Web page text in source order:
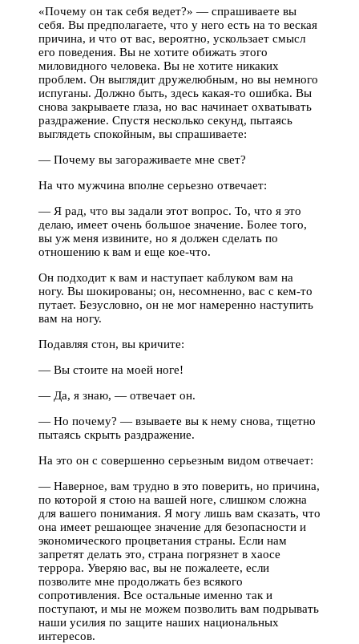
«Почему он так себя ведет?» — спрашиваете вы
себя. Вы предполагаете, что у него есть на то веская
причина, и что от вас, вероятно, ускользает смысл
его поведения. Вы не хотите обижать этого
миловидного человека. Вы не хотите никаких
проблем. Он выглядит дружелюбным, но вы немного
испуганы. Должно быть, здесь какая-то ошибка. Вы
снова закрываете глаза, но вас начинает охватывать
раздражение. Спустя несколько секунд, пытаясь
выглядеть спокойным, вы спрашиваете:
— Почему вы загораживаете мне свет?
На что мужчина вполне серьезно отвечает:
— Я рад, что вы задали этот вопрос. То, что я это
делаю, имеет очень большое значение. Более того,
вы уж меня извините, но я должен сделать по
отношению к вам и еще кое-что.
Он подходит к вам и наступает каблуком вам на
ногу. Вы шокированы; он, несомненно, вас с кем-то
путает. Безусловно, он не мог намеренно наступить
вам на ногу.
Подавляя стон, вы кричите:
— Вы стоите на моей ноге!
— Да, я знаю, — отвечает он.
— Но почему? — взываете вы к нему снова, тщетно
пытаясь скрыть раздражение.
На это он с совершенно серьезным видом отвечает:
— Наверное, вам трудно в это поверить, но причина,
по которой я стою на вашей ноге, слишком сложна
для вашего понимания. Я могу лишь вам сказать, что
она имеет решающее значение для безопасности и
экономического процветания страны. Если нам
запретят делать это, страна погрязнет в хаосе
террора. Уверяю вас, вы не пожалеете, если
позволите мне продолжать без всякого
сопротивления. Все остальные именно так и
поступают, и мы не можем позволить вам подрывать
наши усилия по защите наших национальных
интересов.